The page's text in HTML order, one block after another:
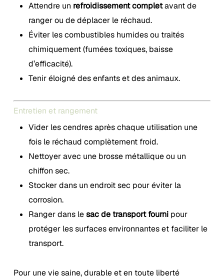
Attendre un refroidissement completavant de
ranger ou de déplacer le réchaud.
Éviter les combustibles humides ou traités
chimiquement (fumées toxiques, baisse
d’efficacité).
Tenir éloigné des enfants et des animaux.
Entretien et rangement
Vider les cendres après chaque utilisation une
fois le réchaud complètement froid.
Nettoyer avec une brosse métallique ou un
chiffon sec.
Stocker dans un endroit sec pour éviter la
corrosion.
Ranger dans lesac de transport fournipour
protéger les surfaces environnantes et faciliter le
transport.
Pour une vie saine, durable et en toute liberté